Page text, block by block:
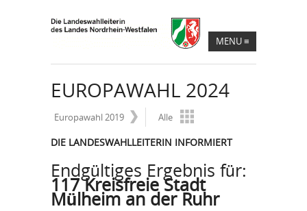
MENU≡
EUROPAWAHL 2024
Europawahl 2019 Alle
DIE LANDESWAHLLEITERIN INFORMIERT
Endgültiges Ergebnis für:
117 Kreisfreie Stadt
Mülheim an der Ruhr